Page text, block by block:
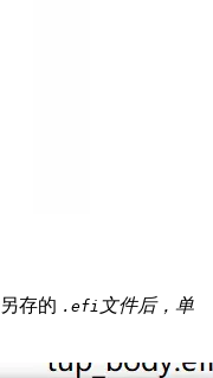
存的 .efi 文件后，单